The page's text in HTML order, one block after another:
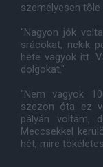
személyesen
"Nagyon jók
srácokat, nekik
hete vagyok itt.
dolgokat."
"Nem vagyok
szezon óta ez
pályán voltam,
Meccsekkel
hét, mire